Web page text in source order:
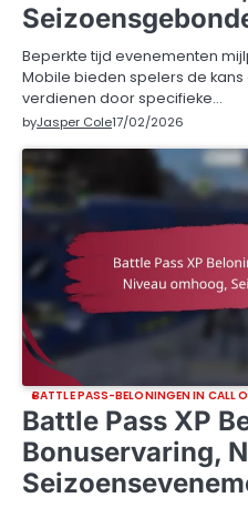
Beperkte tijd evenementen
Mobile bieden spelers de
verdienen door specifieke…
byJasper Cole17/02/2026
BATTLE PASS-BELONINGEN IN CALL
Battle Pass XP
Bonuservaring,